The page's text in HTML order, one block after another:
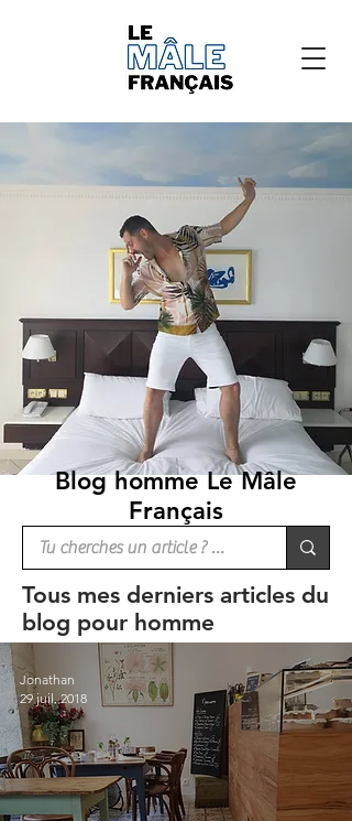
Blog homme Le Mâle
Français
Tous mes derniers articles du
blog pour homme
Jonathan
29 juil. 2018